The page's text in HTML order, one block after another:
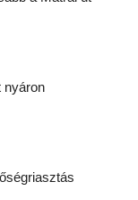
nyáron